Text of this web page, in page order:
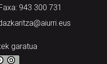
943 300 731
garatua